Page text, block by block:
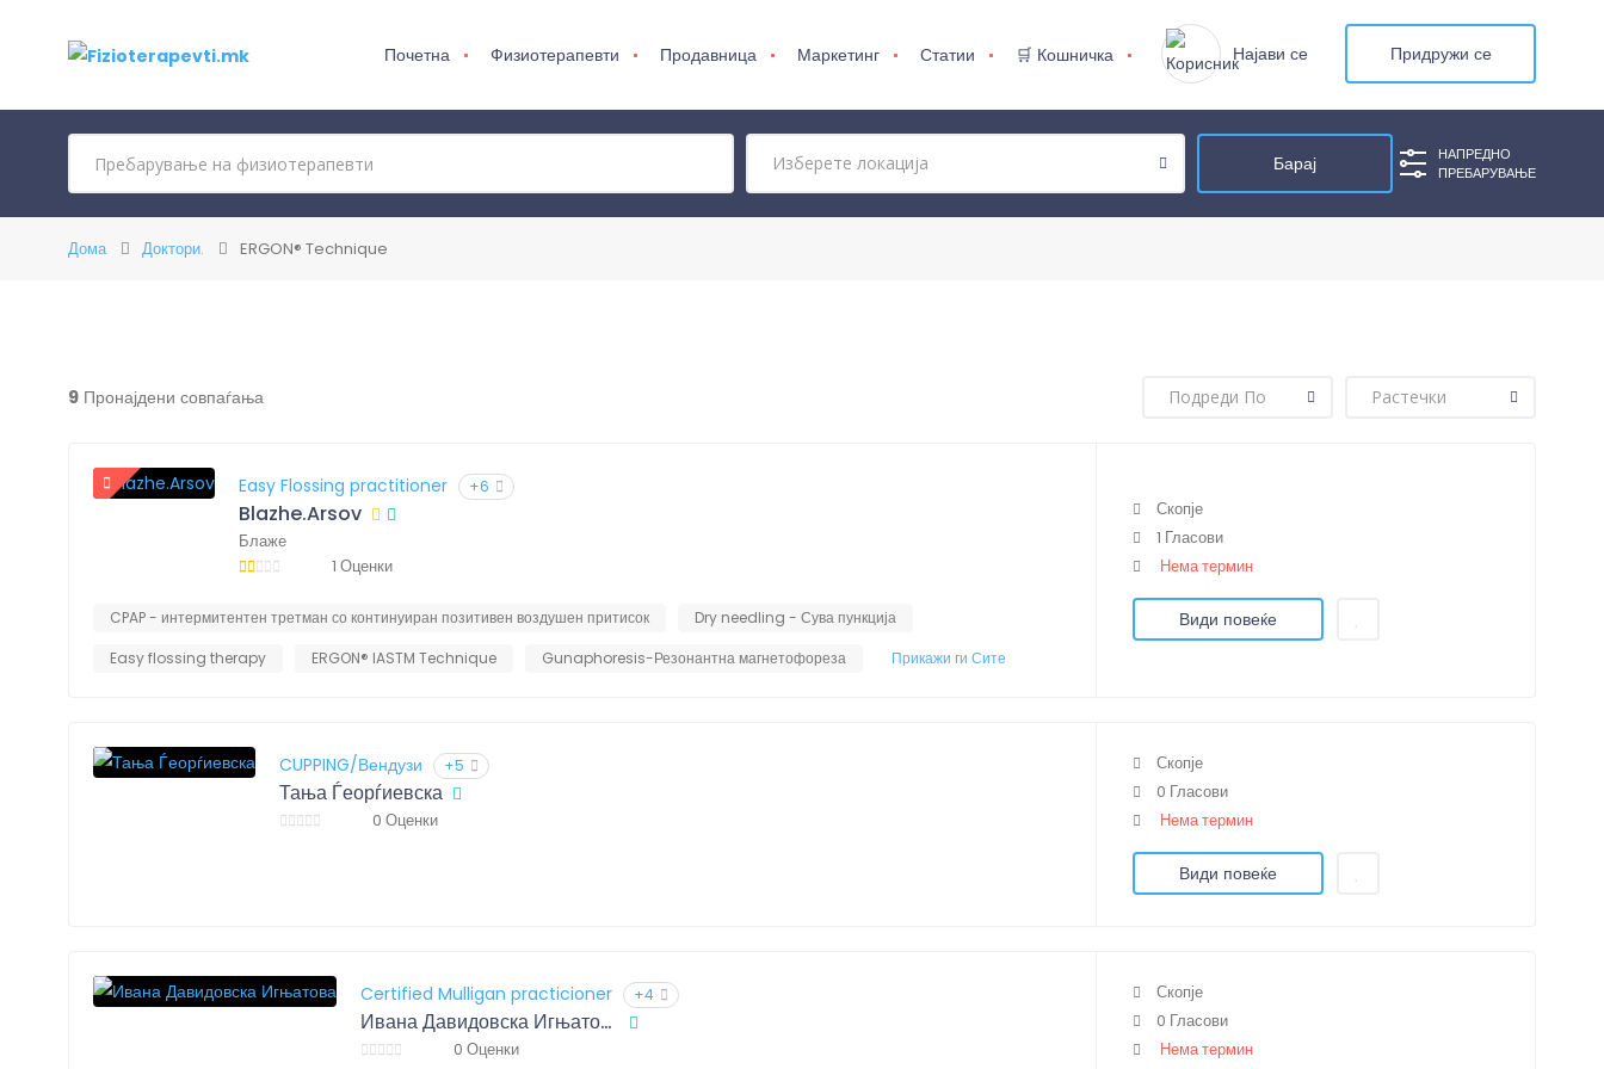
Почетна Физиотерапевти Продавница Маркетинг Статии 🛒 Кошничка Најави се Придружи се
НАПРЕДНО
ПРЕБАРУВАЊЕ
Дома Доктори. ERGON® Technique
9 Пронајдени совпаѓања
Easy Flossing practitioner +6
Blazhe.Arsov
Блаже
1 Оценки
CPAP - интермитентен третман со континуиран позитивен воздушен притисок
Dry needling - Сува пункција
Easy flossing therapy
ERGON® IASTM Technique Gunaphoresis-Резонантна магнетофореза Прикажи ги Сите
Скопје
1 Гласови
Нема термин
Види повеќе
CUPPING/Вендузи +5
Тања Ѓеорѓиевска
0 Оценки
Скопје
0 Гласови
Нема термин
Види повеќе
Certified Mulligan practicioner +4
Ивана Давидовска Игњатова
0 Оценки
Скопје
0 Гласови
Нема термин